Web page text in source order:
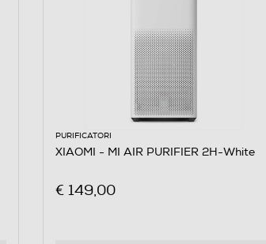
PURIFICATORI
XIAOMI - MI AIR PURIFIER 2H-White
€ 149,00